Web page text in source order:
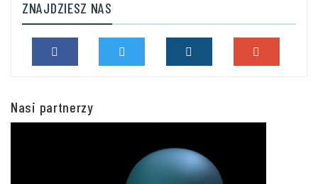
ZNAJDZIESZ NAS
Nasi partnerzy